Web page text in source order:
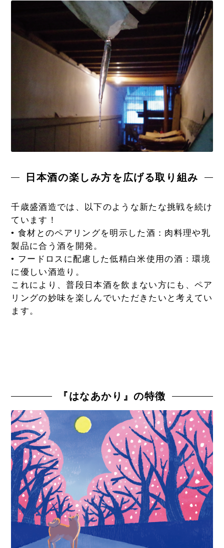
日本酒の楽しみ方を広げる取り組み
千歳盛酒造では、以下のような新たな挑戦を続け
ています！
• 食材とのペアリングを明示した酒：肉料理や乳
製品に合う酒を開発。
• フードロスに配慮した低精白米使用の酒：環境
に優しい酒造り。
これにより、普段日本酒を飲まない方にも、ペア
リングの妙味を楽しんでいただきたいと考えてい
ます。
『はなあかり』の特徴